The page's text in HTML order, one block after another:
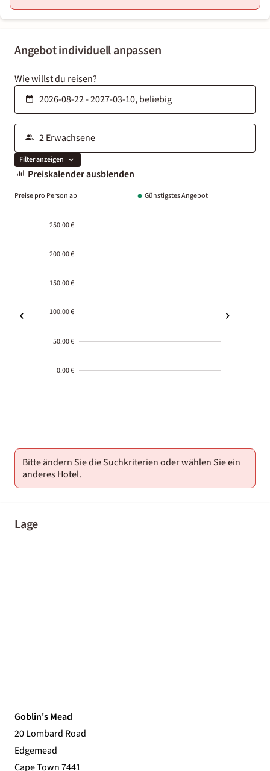
Angebot individuell anpassen
Wie willst du reisen?
Filter anzeigen
Preiskalender ausblenden
Preise pro Person ab Günstigstes Angebot
250.00 €
200.00 €
150.00 €
100.00 €
50.00 €
0.00 €
01-02
Bitte ändern Sie die Suchkriterien oder wählen Sie ein
anderes Hotel.
Lage
Goblin's Mead
20 Lombard Road
Edgemead
Cape Town 7441